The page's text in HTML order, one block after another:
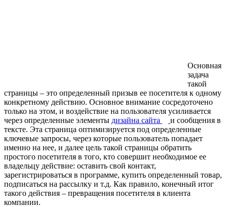
Основная
задача
такой
страницы – это определенный призыв ее посетителя к одному
конкретному действию. Основное внимание сосредоточено
только на этом, и воздействие на пользователя усиливается
через определенные элементы дизайна сайта
и сообщения в
тексте. Эта страница оптимизируется под определенные
ключевые запросы, через которые пользователь попадает
именно на нее, и далее цель такой страницы обратить
простого посетителя в того, кто совершит необходимое ее
владельцу действие: оставить свой контакт,
зарегистрироваться в программе, купить определенный товар,
подписаться на рассылку и т.д. Как правило, конечный итог
такого действия – превращения посетителя в клиента
компании.